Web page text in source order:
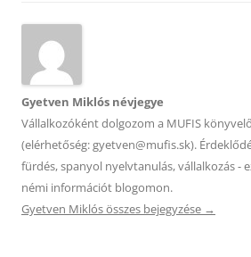
Gyetven Miklós névjegye
Vállalkozóként dolgozom a MUFIS
(elérhetőség: gyetven@mufis.sk).
fürdés, spanyol nyelvtanulás, vállalkozás -
némi információt blogomon.
Gyetven Miklós összes bejegyzése →